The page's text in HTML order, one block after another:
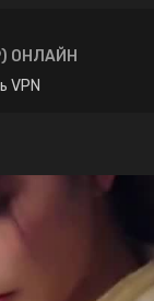
ОНЛАЙН
VPN